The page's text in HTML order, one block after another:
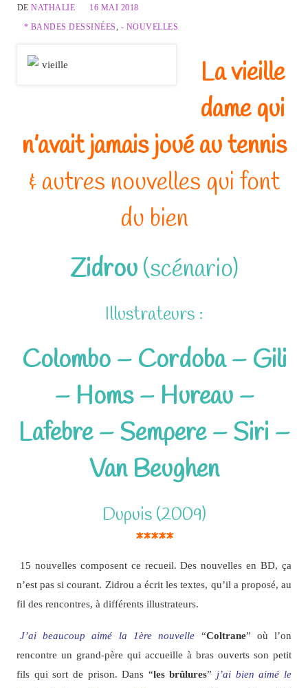
DENATHALIE
16 MAI 2018
* BANDES DESSINÉES, - NOUVELLES
La vieille
dame qui
n’avait jamais joué au tennis
& autres nouvelles qui font
du bien
Zidrou(scénario)
Illustrateurs :
Colombo – Cordoba – Gili
– Homs – Hureau –
Lafebre – Sempere – Siri –
Van Beughen
Dupuis (2009)
*****
15 nouvelles composent ce recueil. Des nouvelles en BD, ça
n’est pas si courant. Zidrou a écrit les textes, qu’il a proposé, au
fil des rencontres, à différents illustrateurs.
J’ai beaucoup aimé la 1ère nouvelle “Coltrane” où l’on
rencontre un grand-père qui accueille à bras ouverts son petit
fils qui sort de prison. Dans “les brûlures” j’ai bien aimé le